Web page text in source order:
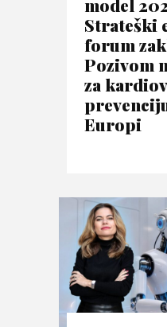
model
Strateški
forum
Pozivom
za
Europi